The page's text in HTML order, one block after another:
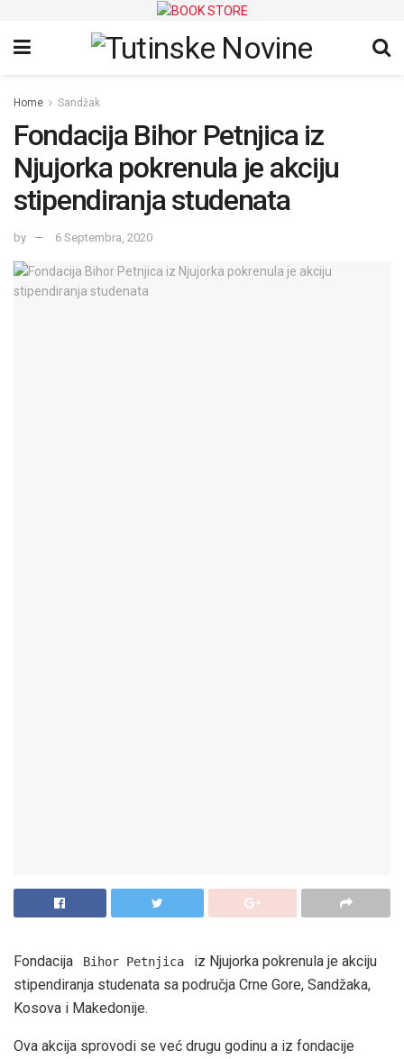
Home Sandžak
Fondacija Bihor Petnjica iz
Njujorka pokrenula je akciju
stipendiranja studenata
by 6 Septembra, 2020
Fondacija Bihor Petnjica
iz Njujorka pokrenula je akciju
stipendiranja studenata sa područja Crne Gore, Sandžaka,
Kosova i Makedonije.
Ova akcija sprovodi se već drugu godinu a iz fondacije